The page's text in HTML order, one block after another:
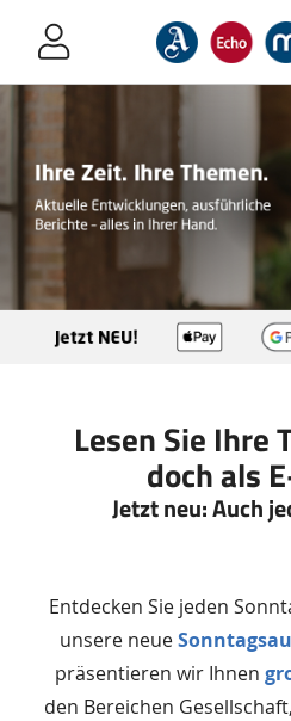
Lesen Sie Ihre
doch als
Jetzt neu: Auch
Entdecken Sie jeden
unsere neue
präsentieren wir Ihnen
den Bereichen